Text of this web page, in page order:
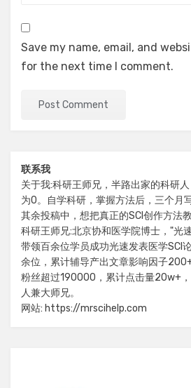
Save my name, email, and
for the next time I comment.
联系我
关于我:科研王师兄，半路出家的科研
为0。自学科研，掌握方法后，三个月
其余投稿中，想把真正的SCI创作方法
科研王师兄:北京协和医学院博士，"光
带领百余位学员成功光速发表医学SCI
余位，累计辅导产出文章影响因子
粉丝超过190000，累计点击量20w+
人兼大师兄。
网站: https://mrscihelp.com